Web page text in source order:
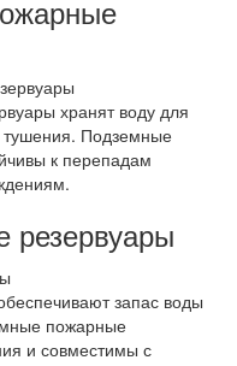
хранят воду для
тушения. Подземные
к перепадам
запас воды
пожарные
и совместимы с